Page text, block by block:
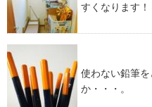
すくなります！
使わない鉛筆
か・・・。